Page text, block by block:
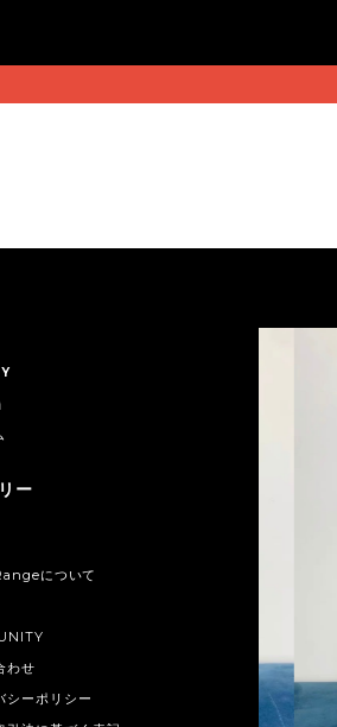
ー
について
わせ
シーポリシー